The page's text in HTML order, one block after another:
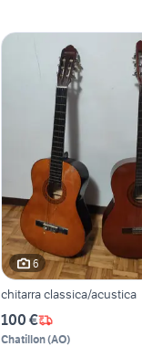
6
chitarra classica/acustica
100 €
Chatillon(AO)